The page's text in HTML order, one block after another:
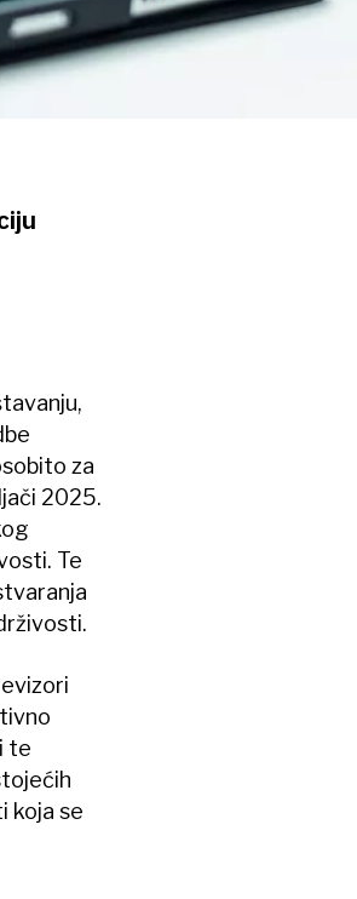
za
2025.
Te
te
koja se